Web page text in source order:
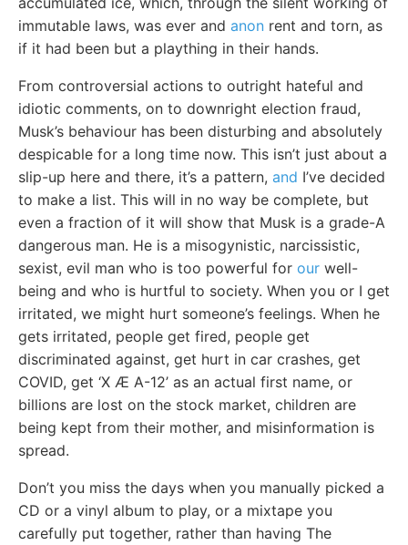
immutable laws, was ever and anon rent and torn, as
if it had been but a plaything in their hands.
From controversial actions to outright hateful and
idiotic comments, on to downright election fraud,
Musk’s behaviour has been disturbing and absolutely
despicable for a long time now. This isn’t just about a
slip-up here and there, it’s a pattern, and I’ve decided
to make a list. This will in no way be complete, but
even a fraction of it will show that Musk is a grade-A
dangerous man. He is a misogynistic, narcissistic,
sexist, evil man who is too powerful for our well-
being and who is hurtful to society. When you or I get
irritated, we might hurt someone’s feelings. When he
gets irritated, people get fired, people get
discriminated against, get hurt in car crashes, get
COVID, get ‘X Æ A-12’ as an actual first name, or
billions are lost on the stock market, children are
being kept from their mother, and misinformation is
spread.
Don’t you miss the days when you manually picked a
CD or a vinyl album to play, or a mixtape you
carefully put together, rather than having The